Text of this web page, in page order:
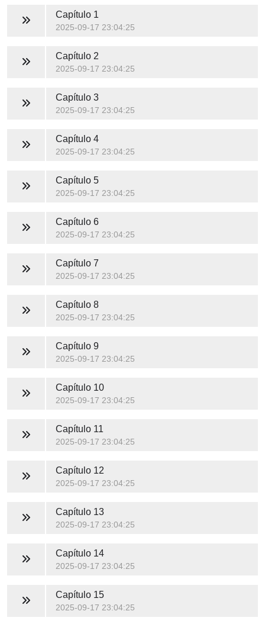
Capítulo 1
2025-09-17 23:04:25
Capítulo 2
2025-09-17 23:04:25
Capítulo 3
2025-09-17 23:04:25
Capítulo 4
2025-09-17 23:04:25
Capítulo 5
2025-09-17 23:04:25
Capítulo 6
2025-09-17 23:04:25
Capítulo 7
2025-09-17 23:04:25
Capítulo 8
2025-09-17 23:04:25
Capítulo 9
2025-09-17 23:04:25
Capítulo 10
2025-09-17 23:04:25
Capítulo 11
2025-09-17 23:04:25
Capítulo 12
2025-09-17 23:04:25
Capítulo 13
2025-09-17 23:04:25
Capítulo 14
2025-09-17 23:04:25
Capítulo 15
2025-09-17 23:04:25